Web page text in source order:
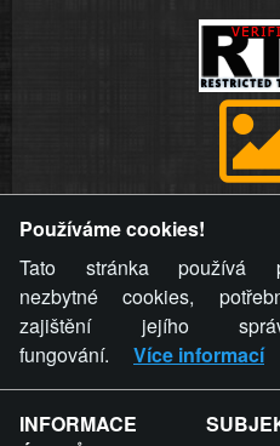
videa a komentáře. Osoba,
stránky týče, ani osoba, která
stránku, nemůže z důvodu
komentáře pro výše
provozovateli stránky žádný
Používáme cookies!
Tato stránka používá
nezbytné cookies,
zajištění jejího
fungování.
Více informací
INFORMACE